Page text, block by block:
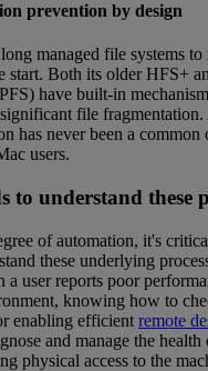
prevention by design
managed file systems
start. Both its older HFS+
have built-in
file fragmentation.
has never been a common
users.
to understand these
of automation, it's
these underlying
a user reports poor
knowing how to
enabling efficient remote
and manage the
physical access to the